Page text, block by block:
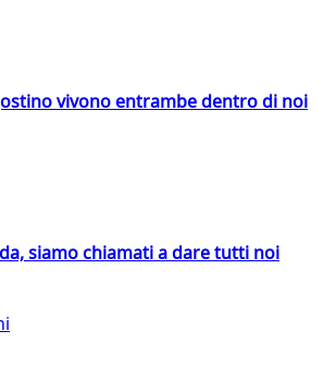
vivono entrambe dentro di noi
siamo chiamati a dare tutti noi